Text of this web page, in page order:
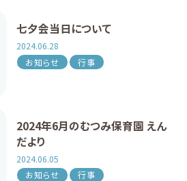
七夕会当日について
2024.06.28
お知らせ
行事
2024年6月のむつみ保育園 えん
だより
2024.06.05
お知らせ
行事